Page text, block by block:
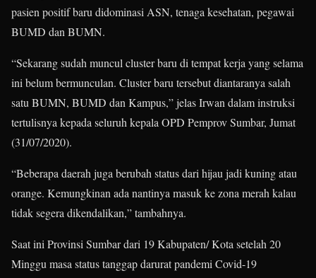
pasien positif baru didominasi ASN, tenaga kesehatan, pegawai
BUMD dan BUMN.
“Sekarang sudah muncul cluster baru di tempat kerja yang selama
ini belum bermunculan. Cluster baru tersebut diantaranya salah
satu BUMN, BUMD dan Kampus,” jelas Irwan dalam instruksi
tertulisnya kepada seluruh kepala OPD Pemprov Sumbar, Jumat
(31/07/2020).
“Beberapa daerah juga berubah status dari hijau jadi kuning atau
orange. Kemungkinan ada nantinya masuk ke zona merah kalau
tidak segera dikendalikan,” tambahnya.
Saat ini Provinsi Sumbar dari 19 Kabupaten/ Kota setelah 20
Minggu masa status tanggap darurat pandemi Covid-19